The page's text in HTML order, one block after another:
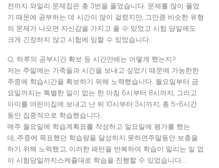
전까지 와일리 문제집은 총 3번을 풀었습니다. 문제를 많이 풀었
기 때문에 공부하는 데 시간이 많이 걸렸지만, 그만큼 비슷한 유형
의 문제가 나오면 자신감을 가지고 풀 수 있었고 시험 당일에도
크게 긴장하지 않고 시험에 임할 수 있었습니다.
Q. 하루의 공부시간 확보 등 시간안배는 어떻게 했는지?
저는 주말에는 가족들과 시간을 보내고 싶었기 때문에 가능한한
주중에 학습시간을 확보하기 위해 노력했습니다. 월요일부터 금
요일까지는 특별한 일이 없는 한 아침 6시부터 8시까지, 그리고
아이를 어린이집에 보내고 난 뒤 10시부터 3시까지, 총 5~6시간
동안 집중적으로 학습했습니다.
매주 월요일에 학습계획표를 작성하고 일요일에 평가를 했는
데, 주중에 목표했던 학습량을 달성하지 못하면주말동안 보충을
하기 위해 노력했고, 이러한 패턴을 반복하여 학습이 밀리는 일 없
이 시험당일까지스케쥴대로 학습을 진행할 수 있었습니다. .